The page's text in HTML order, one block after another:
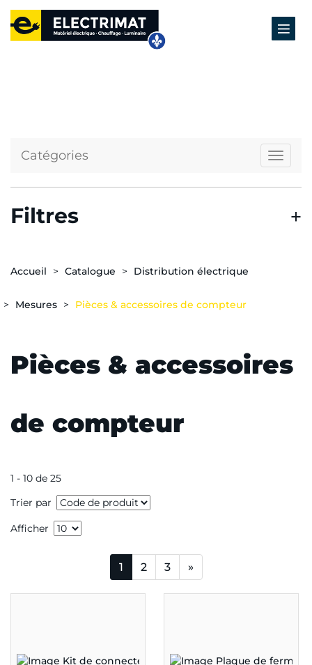
Catégories
Filtres
Accueil Catalogue Distribution électrique
Mesures Pièces & accessoires de compteur
Pièces & accessoires
de compteur
1 - 10 de 25
Trier par
Afficher
1 2 3 »